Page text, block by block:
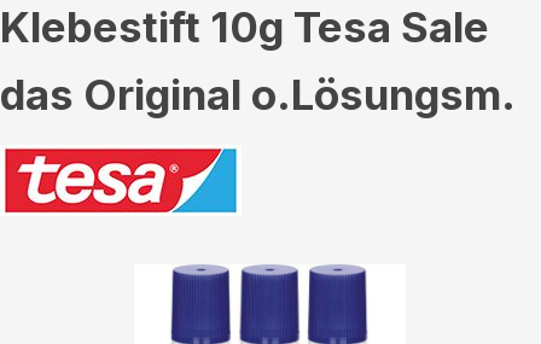
Klebestift 10g Tesa Sale
das Original o.Lösungsm.
Bildergalerie überspringen